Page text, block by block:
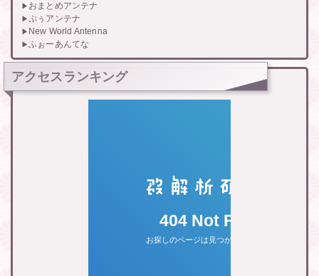
おまとめアンテナ
ぷぅアンテナ
New World Antenna
ふぉーあんてな
アクセスランキング